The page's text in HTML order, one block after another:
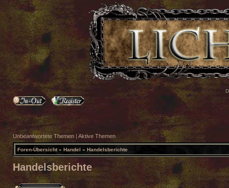
Unbeantwortete Themen | Aktive Themen
Foren-Übersicht» Handel » Handelsberichte
Handelsberichte